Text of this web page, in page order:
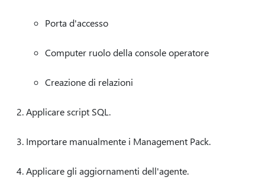
Porta d'accesso
Computer ruolo della console operatore
Creazione di relazioni
Applicare script SQL.
Importare manualmente i Management Pack.
Applicare gli aggiornamenti dell'agente.